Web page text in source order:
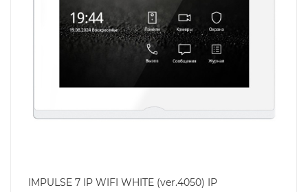
IMPULSE 7 IP WIFI WHITE (ver.4050) IP